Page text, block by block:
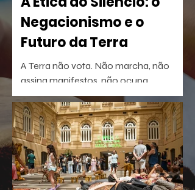
Negacionismo e o
Futuro da Terra
A Terra não vota. Não marcha, não
assina manifestos, não ocupa
palanques. Talvez por isso seja tão fácil
esquecê-la.